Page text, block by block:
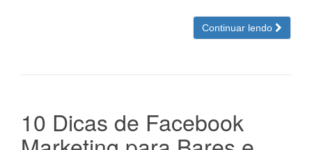
Continuar lendo
10 Dicas de Facebook